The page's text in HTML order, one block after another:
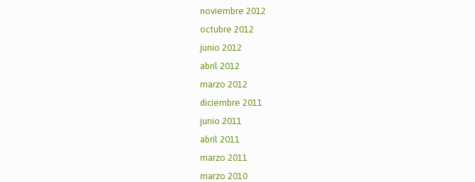
noviembre 2012
octubre 2012
junio 2012
abril 2012
marzo 2012
diciembre 2011
junio 2011
abril 2011
marzo 2011
marzo 2010